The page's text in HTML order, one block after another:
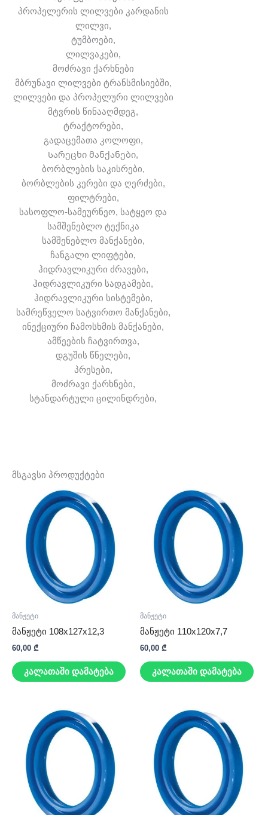
პროპელერის ლილვები კარდანის
ლილვი,
ტუმბოები,
ლილვაკები,
მოძრავი ქარხნები
მბრუნავი ლილვები ტრანსმისიებში,
ლილვები და პროპელური ლილვები
მტვრის წინააღმდეგ,
ტრაქტორები,
გადაცემათა კოლოფი,
Სარეცხი მანქანები,
ბორბლების საკისრები,
ბორბლების კერები და ღერძები,
ფილტრები,
სასოფლო-სამეურნეო, სატყეო და
სამშენებლო ტექნიკა
სამშენებლო მანქანები,
ჩანგალი ლიფტები,
ჰიდრავლიკური ძრავები,
ჰიდრავლიკური სადგამები,
ჰიდრავლიკური სისტემები,
სამრეწველო სატვირთო მანქანები,
ინექციური ჩამოსხმის მანქანები,
ამწეების ჩატვირთვა,
დგუშის წნელები,
პრესები,
მოძრავი ქარხნები,
სტანდარტული ცილინდრები,
მსგავსი პროდუქტები
მანჟეტი
მანჟეტი 108x127x12,3
60,00 ₾
კალათაში დამატება
მანჟეტი
მანჟეტი 110x120x7,7
60,00 ₾
კალათაში დამატება